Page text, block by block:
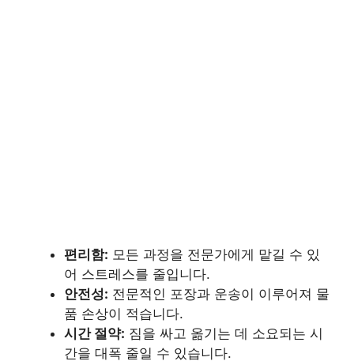
편리함: 모든 과정을 전문가에게 맡길 수 있
어 스트레스를 줄입니다.
안전성: 전문적인 포장과 운송이 이루어져 물
품 손상이 적습니다.
시간 절약: 짐을 싸고 옮기는 데 소요되는 시
간을 대폭 줄일 수 있습니다.